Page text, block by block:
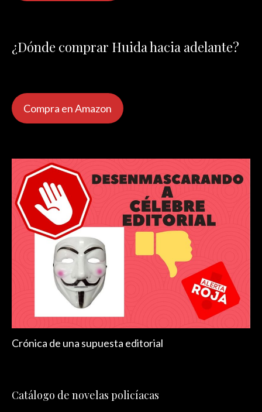
¿Dónde comprar Huida hacia adelante?
Compra en Amazon
Crónica de una supuesta editorial
Catálogo de novelas policíacas